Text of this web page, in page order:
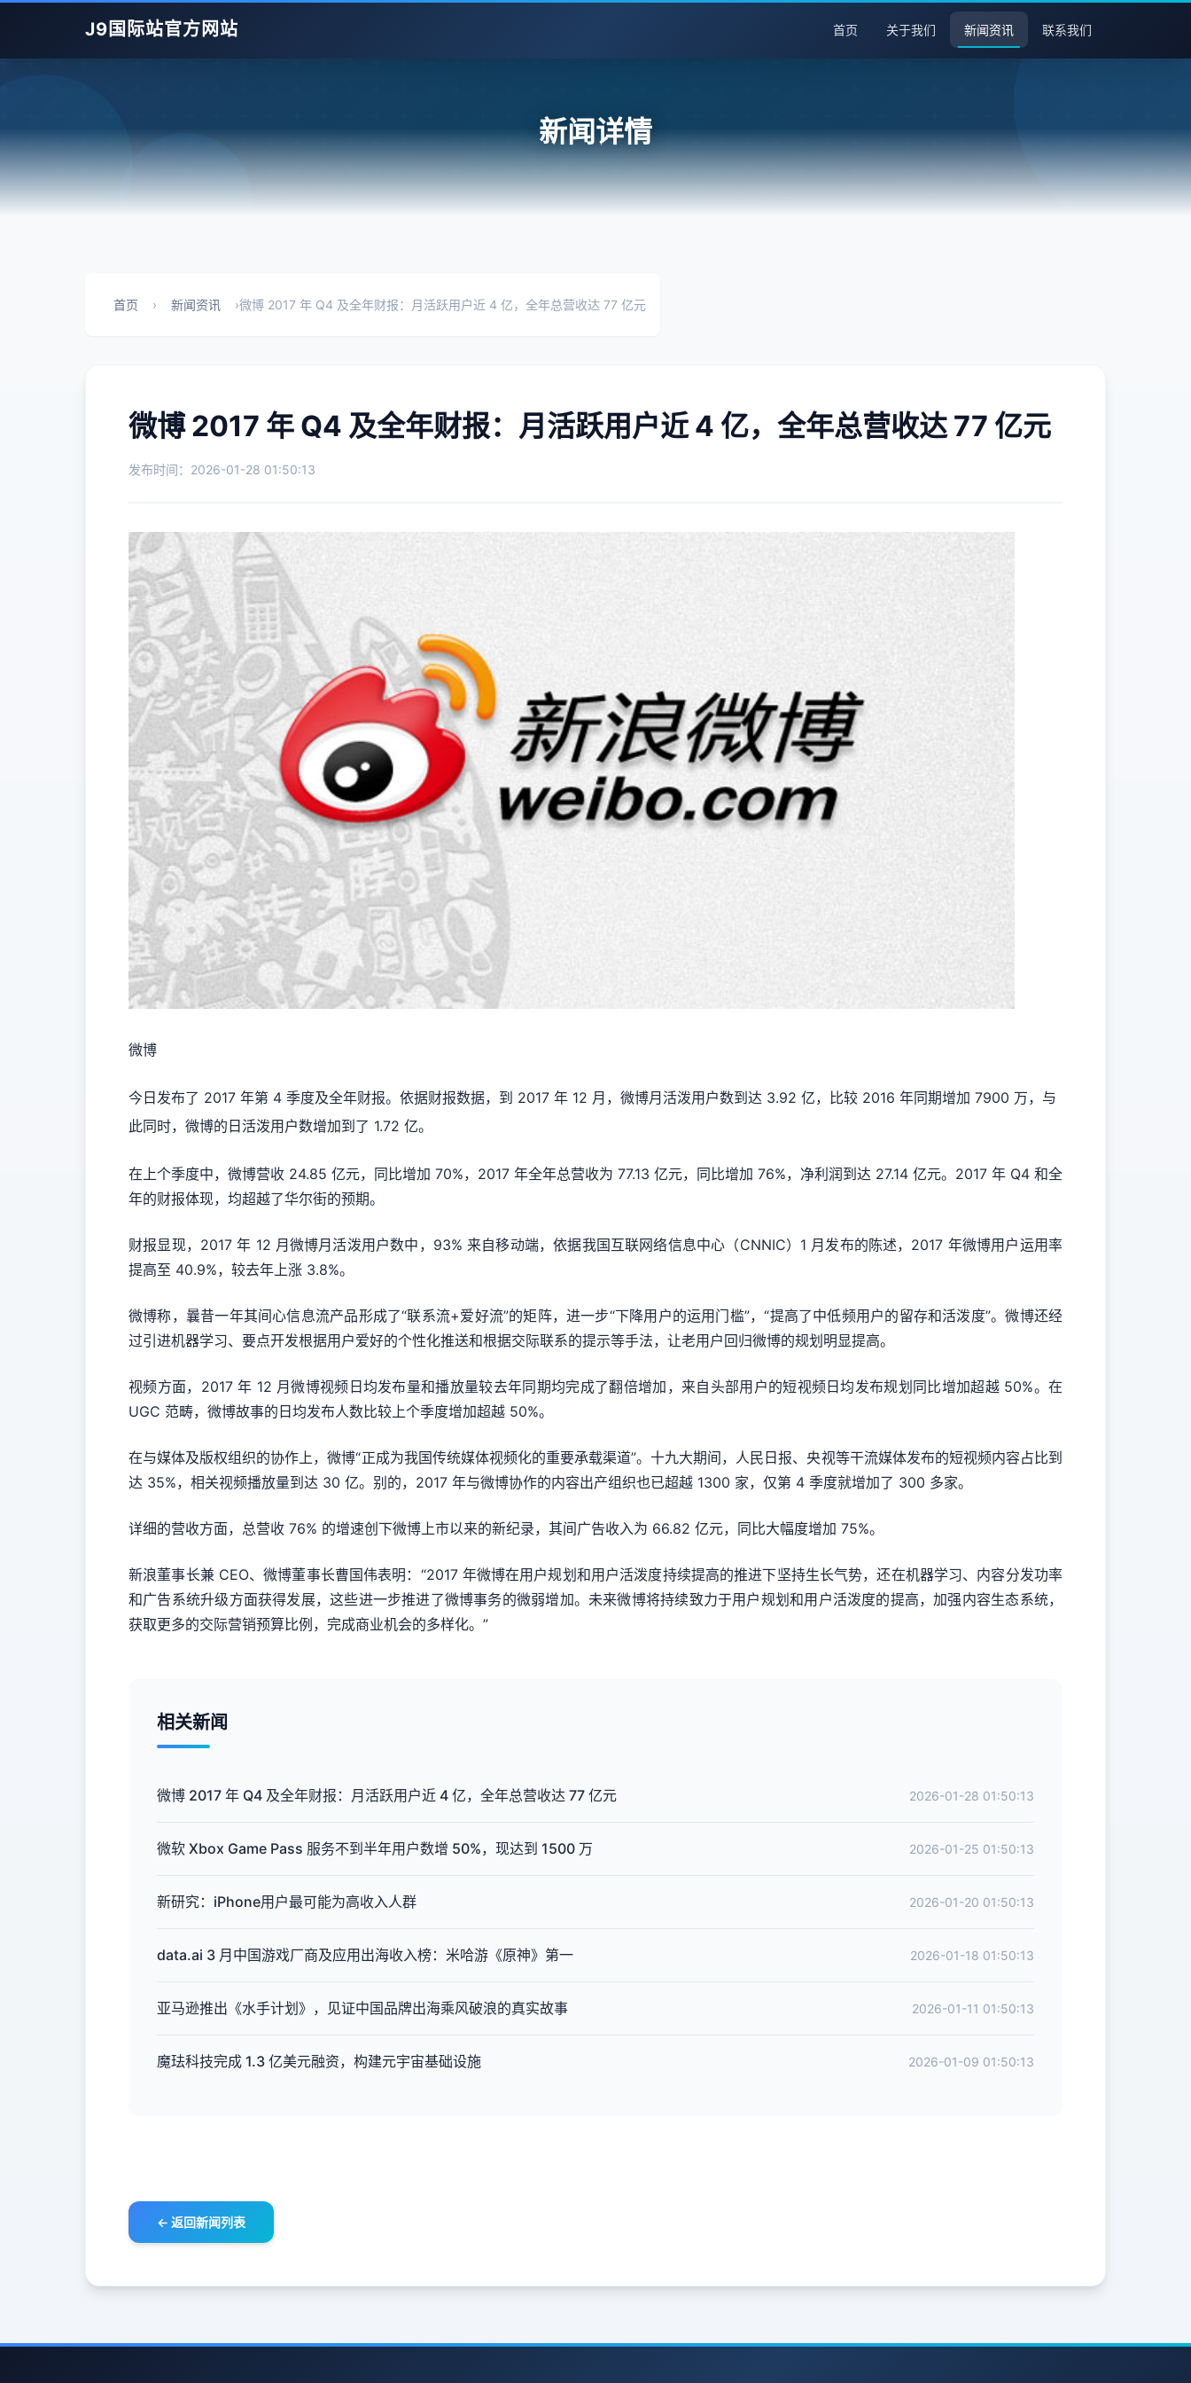
J9国际站官方网站 首页 关于我们 新闻资讯 联系我们
新闻详情
首页 › 新闻资讯 ›微博 2017 年 Q4 及全年财报：月活跃用户近 4 亿，全年总营收达 77 亿元
微博 2017 年 Q4 及全年财报：月活跃用户近 4 亿，全年总营收达 77 亿元
发布时间：2026-01-28 01:50:13
微博
今日发布了 2017 年第 4 季度及全年财报。依据财报数据，到 2017 年 12 月，微博月活泼用户数到达 3.92 亿，比较 2016 年同期增加 7900 万，与
此同时，微博的日活泼用户数增加到了 1.72 亿。
在上个季度中，微博营收 24.85 亿元，同比增加 70%，2017 年全年总营收为 77.13 亿元，同比增加 76%，净利润到达 27.14 亿元。2017 年 Q4 和全
年的财报体现，均超越了华尔街的预期。
财报显现，2017 年 12 月微博月活泼用户数中，93% 来自移动端，依据我国互联网络信息中心（CNNIC）1 月发布的陈述，2017 年微博用户运用率
提高至 40.9%，较去年上涨 3.8%。
微博称，曩昔一年其间心信息流产品形成了“联系流+爱好流”的矩阵，进一步“下降用户的运用门槛”，“提高了中低频用户的留存和活泼度”。微博还经
过引进机器学习、要点开发根据用户爱好的个性化推送和根据交际联系的提示等手法，让老用户回归微博的规划明显提高。
视频方面，2017 年 12 月微博视频日均发布量和播放量较去年同期均完成了翻倍增加，来自头部用户的短视频日均发布规划同比增加超越 50%。在
UGC 范畴，微博故事的日均发布人数比较上个季度增加超越 50%。
在与媒体及版权组织的协作上，微博“正成为我国传统媒体视频化的重要承载渠道”。十九大期间，人民日报、央视等干流媒体发布的短视频内容占比到
达 35%，相关视频播放量到达 30 亿。别的，2017 年与微博协作的内容出产组织也已超越 1300 家，仅第 4 季度就增加了 300 多家。
详细的营收方面，总营收 76% 的增速创下微博上市以来的新纪录，其间广告收入为 66.82 亿元，同比大幅度增加 75%。
新浪董事长兼 CEO、微博董事长曹国伟表明：“2017 年微博在用户规划和用户活泼度持续提高的推进下坚持生长气势，还在机器学习、内容分发功率
和广告系统升级方面获得发展，这些进一步推进了微博事务的微弱增加。未来微博将持续致力于用户规划和用户活泼度的提高，加强内容生态系统，
获取更多的交际营销预算比例，完成商业机会的多样化。”
相关新闻
微博 2017 年 Q4 及全年财报：月活跃用户近 4 亿，全年总营收达 77 亿元 2026-01-28 01:50:13
微软 Xbox Game Pass 服务不到半年用户数增 50%，现达到 1500 万 2026-01-25 01:50:13
新研究：iPhone用户最可能为高收入人群 2026-01-20 01:50:13
data.ai 3 月中国游戏厂商及应用出海收入榜：米哈游《原神》第一 2026-01-18 01:50:13
亚马逊推出《水手计划》，见证中国品牌出海乘风破浪的真实故事 2026-01-11 01:50:13
魔珐科技完成 1.3 亿美元融资，构建元宇宙基础设施 2026-01-09 01:50:13
← 返回新闻列表